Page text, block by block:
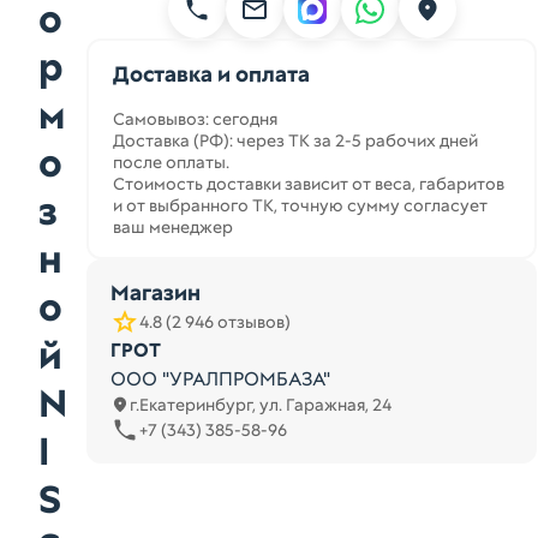
о
р
м
о
з
н
о
й
N
I
S
Доставка и оплата
Самовывоз: сегодня
Доставка (РФ): через ТК за 2-5 рабочих дней
после оплаты.
Стоимость доставки зависит от веса, габаритов
и от выбранного ТК, точную сумму согласует
ваш менеджер
Магазин
4.8 (2 946 отзывов)
ГРОТ
ООО "УРАЛПРОМБАЗА"
г.Екатеринбург, ул. Гаражная, 24
+7 (343) 385-58-96